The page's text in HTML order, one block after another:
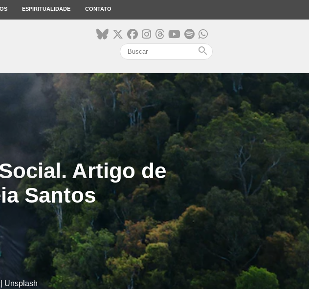
ESPIRITUALIDADE CONTATO
search
Artigo de
Santos
Unsplash